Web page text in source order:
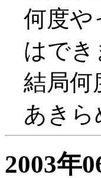
何度や
はでき
結局何
あき
2003年